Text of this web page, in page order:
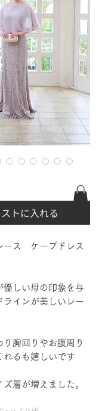
トに入れる
ース ケープドレス
優しい母の印象を与
ラインが美しいレー
り胸回りやお腹周り
れるも嬉しいです
層が増えました。